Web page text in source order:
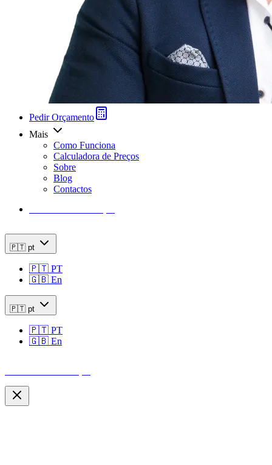
Pedir Orçamento
Mais
Como Funciona
Calculadora de Preços
Sobre
Blog
Contactos
🇵🇹 pt
🇵🇹 PT
🇬🇧 En
🇵🇹 pt
🇵🇹 PT
🇬🇧 En